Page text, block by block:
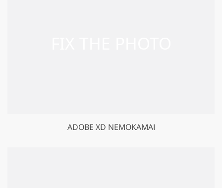
ADOBE XD NEMOKAMAI